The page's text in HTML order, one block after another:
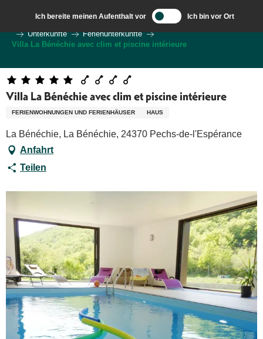
contenu
principal
Ich bereite meinen Aufenthalt vor Ich bin vor Ort
Ich bereite meine Reise vor
Unterkünfte
Ferienunterkünfte
Villa La Bénéchie avec clim et piscine intérieure
Villa La Bénéchie avec clim et piscine intérieure
FERIENWOHNUNGEN UND FERIENHÄUSER HAUS
La Bénéchie, La Bénéchie, 24370 Pechs-de-l'Espérance
Anfahrt
Teilen